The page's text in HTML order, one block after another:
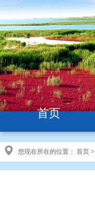
首页
您现在所在的位置： 首页 >